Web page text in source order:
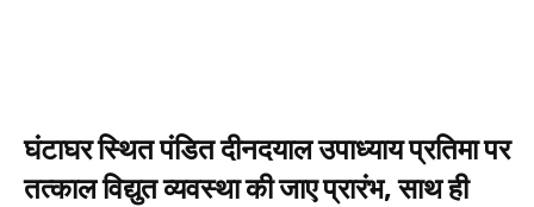
घंटाघर स्थित पंडित दीनदयाल उपाध्याय प्रतिमा पर
तत्काल विद्युत व्यवस्था की जाए प्रारंभ, साथ ही